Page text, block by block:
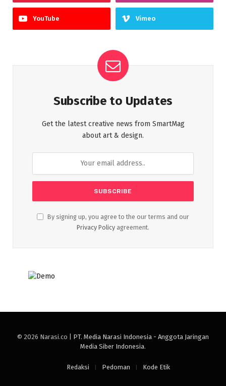
YouTube Vimeo
Subscribe to Updates
Get the latest creative news from SmartMag
about art & design.
By signing up, you agree to the our terms and our
Privacy Policy agreement.
© 2026 Narasi.co | PT. Media Narasi Indonesia - Anggota Jaringan
Media Siber Indonesia.
Redaksi Pedoman Kode Etik